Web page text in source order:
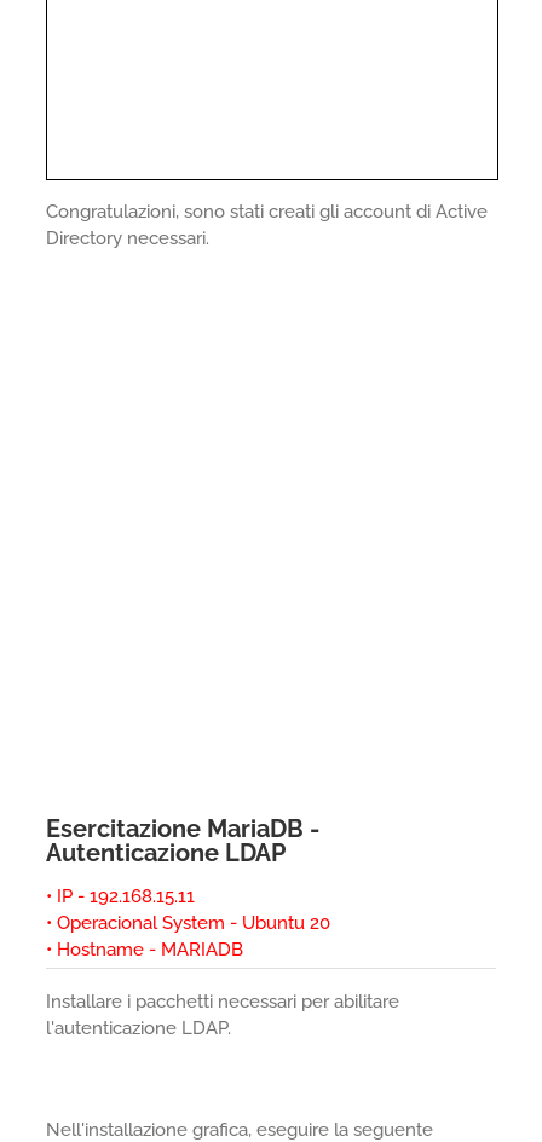
Congratulazioni, sono stati creati gli account di Active
Directory necessari.
Esercitazione MariaDB -
Autenticazione LDAP
• IP - 192.168.15.11
• Operacional System - Ubuntu 20
• Hostname - MARIADB
Installare i pacchetti necessari per abilitare
l'autenticazione LDAP.
Nell'installazione grafica, eseguire la seguente